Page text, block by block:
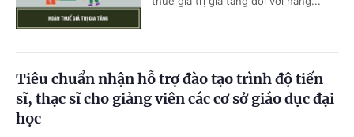
Tiêu chuẩn nhận hỗ trợ đào tạo trình độ tiến
sĩ, thạc sĩ cho giảng viên các cơ sở giáo dục đại
học